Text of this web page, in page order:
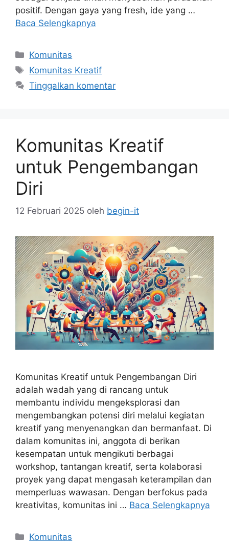
positif. Dengan gaya yang fresh, ide yang …
Baca Selengkapnya
Kategori
Komunitas
Tag
Komunitas Kreatif
Tinggalkan komentar
Komunitas Kreatif
untuk Pengembangan
Diri
12 Februari 2025 oleh begin-it
Komunitas Kreatif untuk Pengembangan Diri
adalah wadah yang di rancang untuk
membantu individu mengeksplorasi dan
mengembangkan potensi diri melalui kegiatan
kreatif yang menyenangkan dan bermanfaat. Di
dalam komunitas ini, anggota di berikan
kesempatan untuk mengikuti berbagai
workshop, tantangan kreatif, serta kolaborasi
proyek yang dapat mengasah keterampilan dan
memperluas wawasan. Dengan berfokus pada
kreativitas, komunitas ini … Baca Selengkapnya
Kategori
Komunitas